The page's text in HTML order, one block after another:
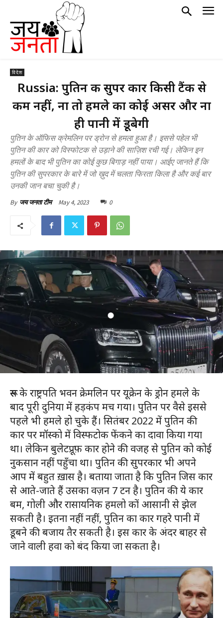
विदेश
Russia: पुतिन की सुपर कार किसी टैंक से
कम नहीं, ना तो हमले का कोई असर और ना
ही पानी में डूबेगी
पुतिन के ऑफिस क्रेमलिन पर ड्रोन से हमला हुआ है। इससे पहेल भी
पुतिन की कार को विस्फोटक से उड़ाने की साज़िश रची गई। लेकिन इन
हमलों के बाद भी पुतिन का कोई कुछ बिगाड़ नहीं पाया। आईए जानते हैं कि
पुतिन की सुपरकार के बारे में जो ख़ुद में चलता फिरता किला है और कई बार
उनकी जान बचा चुकी है।
By जय जनता टीम May 4, 2023 0
रूस के राष्ट्रपति भवन क्रेमलिन पर यूक्रेन के ड्रोन हमले के
बाद पूरी दुनिया में हड़कंप मच गया। पुतिन पर वैसे इससे
पहले भी हमले हो चुके हैं। सितंबर 2022 में पुतिन की
कार पर मॉस्को में विस्फटोक फेंकने का दावा किया गया
था। लेकिन बुलेटप्रूफ़ कार होने की वजह से पुतिन को कोई
नुकसान नहीं पहुँचा था। पुतिन की सुपरकार भी अपने
आप में बहुत ख़ास है। बताया जाता है कि पुतिन जिस कार
से आते-जाते हैं उसका वज़न 7 टन है। पुतिन की ये कार
बम, गोली और रासायनिक हमलो कों आसानी से झेल
सकती है। इतना नहीं नहीं, पुतिन का कार गहरे पानी में
डूबने की बजाय तैर सकती है। इस कार के अंदर बाहर से
जाने वाली हवा को बंद किया जा सकता है।